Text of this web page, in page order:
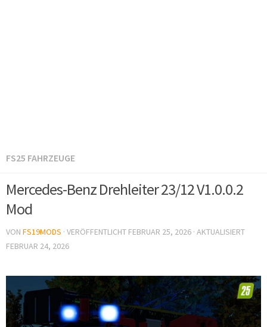
FS25 FAHRZEUGE
Mercedes-Benz Drehleiter 23/12 V1.0.0.2
Mod
VON FS19MODS · VERÖFFENTLICHT FEBRUAR 25, 2026 · AKTUALISIERT
FEBRUAR 24, 2026